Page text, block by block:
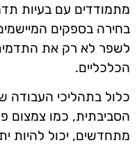
מתמודדים עם בעיות
בחירה בספקים
לשפר לא רק את התדמית
הכלכליים.
כלול בתהליכי
הסביבתית, כמו צמצום
מתחדשים, יכול להיות